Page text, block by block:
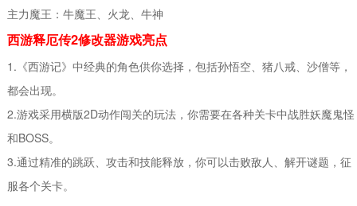
主力魔王：牛魔王、火龙、牛神
西游释厄传2修改器游戏亮点
1.《西游记》中经典的角色供你选择，包括孙悟空、猪八戒、沙僧等，
都会出现。
2.游戏采用横版2D动作闯关的玩法，你需要在各种关卡中战胜妖魔鬼怪
和BOSS。
3.通过精准的跳跃、攻击和技能释放，你可以击败敌人、解开谜题，征
服各个关卡。